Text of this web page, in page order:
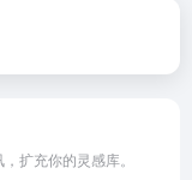
扩充你的灵感库。